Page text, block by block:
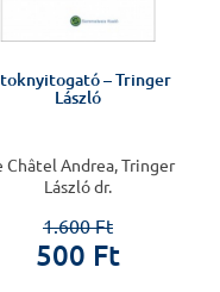
– Tringer
László
Châtel Andrea, Tringer
László dr.
1.600 Ft
500 Ft